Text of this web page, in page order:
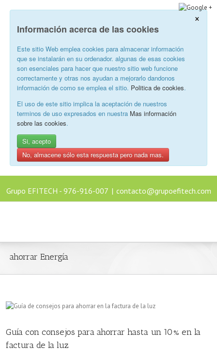
×
Información acerca de las cookies
Este sitio Web emplea cookies para almacenar información
que se instalarán en su ordenador. algunas de esas cookies
son esenciales para hacer que nuestro sitio web funcione
correctamente y otras nos ayudan a mejorarlo dandonos
información de como se emplea el sitio. Politica de cookies.
El uso de este sitio implica la aceptación de nuestros
terminos de uso expresados en nuestra Mas información
sobre las cookies.
Si, acepto
No, almacene sólo esta respuesta pero nada mas.
Grupo EFITECH - 976-916-007 | contacto@grupoefitech.com
ahorrar Energía
Guía con consejos para ahorrar hasta un 10% en la
factura de la luz